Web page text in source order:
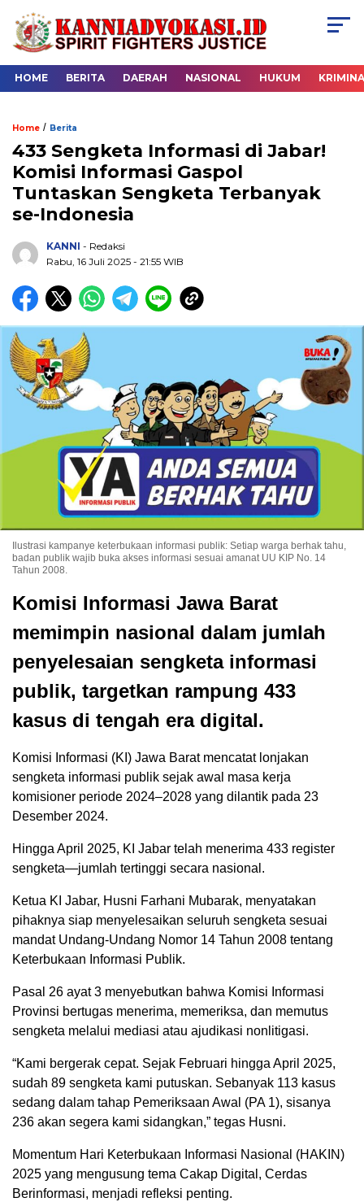
HOME BERITA DAERAH NASIONAL HUKUM
Home / Berita
433 Sengketa Informasi di Jabar!
Komisi Informasi Gaspol
Tuntaskan Sengketa Terbanyak
se-Indonesia
KANNI - Redaksi
Rabu, 16 Juli 2025 - 21:55 WIB
Ilustrasi kampanye keterbukaan informasi publik: Setiap warga berhak tahu,
badan publik wajib buka akses informasi sesuai amanat UU KIP No. 14
Tahun 2008.
Komisi Informasi Jawa Barat
memimpin nasional dalam jumlah
penyelesaian sengketa informasi
publik, targetkan rampung 433
kasus di tengah era digital.
Komisi Informasi (KI) Jawa Barat mencatat lonjakan
sengketa informasi publik sejak awal masa kerja
komisioner periode 2024–2028 yang dilantik pada 23
Desember 2024.
Hingga April 2025, KI Jabar telah menerima 433 register
sengketa—jumlah tertinggi secara nasional.
Ketua KI Jabar, Husni Farhani Mubarak, menyatakan
pihaknya siap menyelesaikan seluruh sengketa sesuai
mandat Undang-Undang Nomor 14 Tahun 2008 tentang
Keterbukaan Informasi Publik.
Pasal 26 ayat 3 menyebutkan bahwa Komisi Informasi
Provinsi bertugas menerima, memeriksa, dan memutus
sengketa melalui mediasi atau ajudikasi nonlitigasi.
“Kami bergerak cepat. Sejak Februari hingga April 2025,
sudah 89 sengketa kami putuskan. Sebanyak 113 kasus
sedang dalam tahap Pemeriksaan Awal (PA 1), sisanya
236 akan segera kami sidangkan,” tegas Husni.
Momentum Hari Keterbukaan Informasi Nasional (HAKIN)
2025 yang mengusung tema Cakap Digital, Cerdas
Berinformasi, menjadi refleksi penting.